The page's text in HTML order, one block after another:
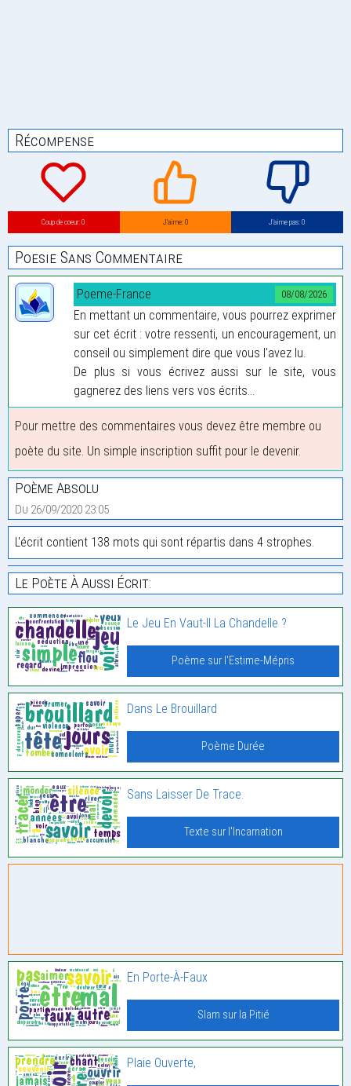
Récompense
Coup de coeur: 0 J’aime: 0 J’aime pas: 0
Poesie Sans Commentaire
08/08/2026
Poeme-France
En mettant un commentaire, vous pourrez exprimer
sur cet écrit : votre ressenti, un encouragement, un
conseil ou simplement dire que vous l'avez lu.
De plus si vous écrivez aussi sur le site, vous
gagnerez des liens vers vos écrits...
Pour mettre des commentaires vous devez être membre ou
poète du site. Un simple inscription suffit pour le devenir.
Poème Absolu
Du 26/09/2020 23:05
L'écrit contient 138 mots qui sont répartis dans 4 strophes.
Le Poète À Aussi Écrit:
Le Jeu En Vaut-Il La Chandelle ?
Poème sur l'Estime-Mépris
Dans Le Brouillard
Poème Durée
Sans Laisser De Trace.
Texte sur l'Incarnation
En Porte-À-Faux
Slam sur la Pitié
Plaie Ouverte,